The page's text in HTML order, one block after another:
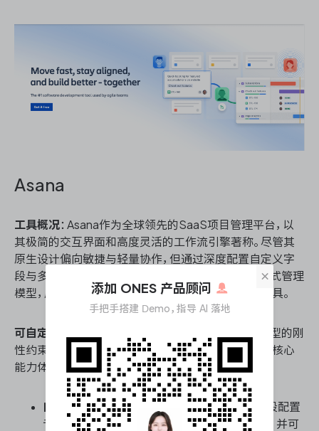
Asana
工具概况：Asana作为全球领先的SaaS项目管理平台，以
其极简的交互界面和高度灵活的工作流引擎著称。尽管其
原生设计偏向敏捷与轻量协作，但通过深度配置自定义字
段与多级任务依赖，Asana同样能构建出严谨的瀑布式管理
模型，成为兼顾标准化交付与团队协作体验的优选工具。
可自定义的瀑布管理能力核心能力
：Asana在瀑布模型的刚
性约束与自定义灵活性之间找到了较好的平衡点，其核心
能力体现在以下方面：
自定义字段与里程碑构建
：支持为不同项目阶段配置
专属的自定义字段（如审批状态、交付物权重），并可
×
添加 ONES 产品顾问
手把手搭建 Demo，指导 AI 落地